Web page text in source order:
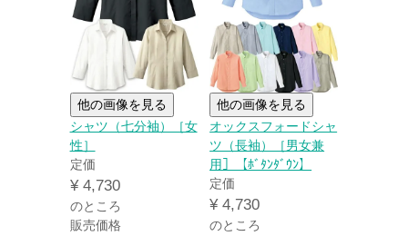
他の画像を見る
シャツ（七分袖）［女
性］
定価
¥ 4,730
のところ
販売価格
他の画像を見る
オックスフォードシャ
ツ（長袖）［男女兼
用］【ﾎﾞﾀﾝﾀﾞｳﾝ】
定価
¥ 4,730
のところ